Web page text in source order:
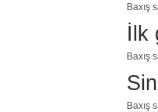
Baxış
İlk
Baxış
Baxış